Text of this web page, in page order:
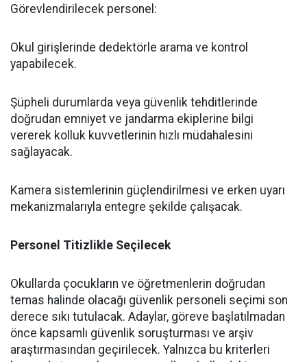
Görevlendirilecek personel:
​Okul girişlerinde dedektörle arama ve kontrol
yapabilecek.
​Şüpheli durumlarda veya güvenlik tehditlerinde
doğrudan emniyet ve jandarma ekiplerine bilgi
vererek kolluk kuvvetlerinin hızlı müdahalesini
sağlayacak.
​Kamera sistemlerinin güçlendirilmesi ve erken uyarı
mekanizmalarıyla entegre şekilde çalışacak.
​Personel Titizlikle Seçilecek
​Okullarda çocukların ve öğretmenlerin doğrudan
temas halinde olacağı güvenlik personeli seçimi son
derece sıkı tutulacak. Adaylar, göreve başlatılmadan
önce kapsamlı güvenlik soruşturması ve arşiv
araştırmasından geçirilecek. Yalnızca bu kriterleri